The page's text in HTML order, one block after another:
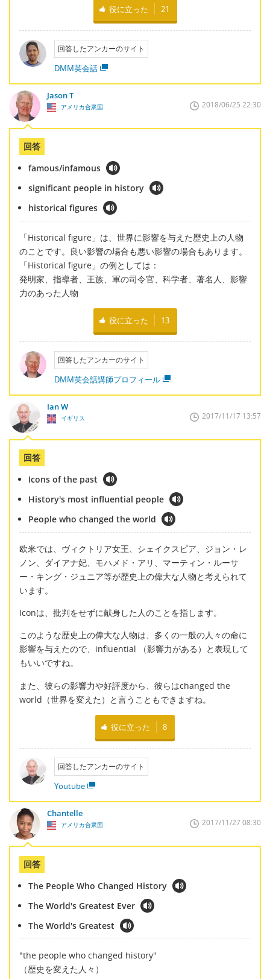
役に立った 21
回答したアンカーのサイト
DMM英会話
Jason T
アメリカ合衆国 2018/06/25 22:30
回答
famous/infamous
significant people in history
historical figures
「Historical figure」は、世界に影響を与えた歴史上の人物
のことです。良い影響の場合も悪い影響の場合もあります。
「Historical figure」の例としては：
発明家、指導者、王族、軍の司令官、科学者、著名人、影響
力のあった人物
役に立った 13
回答したアンカーのサイト
DMM英会話講師プロフィール
Ian W
イギリス 2017/11/17 13:57
回答
Icons of the past
History's most influential people
People who changed the world
欧米では、ヴィクトリア女王、シェイクスピア、ジョン・レ
ノン、ダイアナ妃、モハメド・アリ、マーティン・ルーサ
ー・キング・ジュニア等が歴史上の偉大な人物と考えられて
います。
Iconは、批判をせずに献身した人のことを指します。
このような歴史上の偉大な人物は、多くの一般の人々の命に
影響を与えたので、influential （影響力がある）と表現して
もいいですね。
また、彼らの影響力や好評度から、彼らはchanged the
world（世界を変えた）と言うこともできますね。
役に立った 8
回答したアンカーのサイト
Youtube
Chantelle
アメリカ合衆国 2017/11/27 08:30
回答
The People Who Changed History
The World's Greatest Ever
The World's Greatest
"the people who changed history"
（歴史を変えた人々）